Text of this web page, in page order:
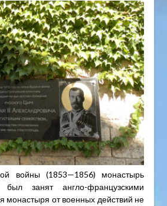
войны (1853—1856) монастырь
занят англо-французскими
монастыря от военных действий не